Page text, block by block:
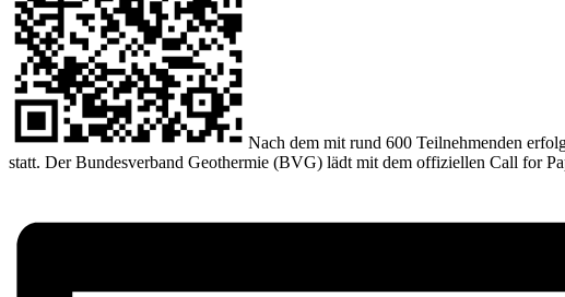
Nach dem mit rund 600 Teilnehmenden
statt. Der Bundesverband Geothermie (BVG) lädt mit dem offiziellen Call for